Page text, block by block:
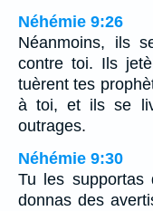
Néhémie 9:26
Néanmoins, ils
contre toi. Ils
tuèrent tes
à toi, et ils se
outrages.
Néhémie 9:30
Tu les supportas
donnas des